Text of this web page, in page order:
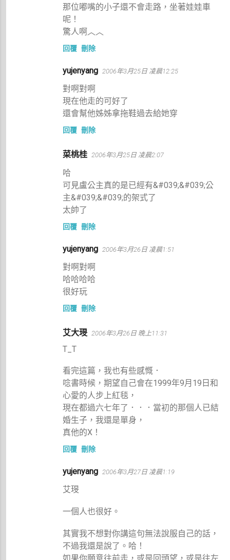
那位嘟嘴的小子還不會走路，坐著娃娃車
呢！
驚人啊︿︿
回覆 刪除
yujenyang 2006年3月25日 凌晨12:25
對啊對啊
現在他走的可好了
還會幫他姊姊拿拖鞋過去給她穿
回覆 刪除
菜桃桂 2006年3月25日 凌晨2:07
哈
可見盧公主真的是已經有&#039;&#039;公
主&#039;&#039;的架式了
太帥了
回覆 刪除
yujenyang 2006年3月26日 凌晨1:51
對啊對啊
哈哈哈哈
很好玩
回覆 刪除
艾大琝 2006年3月26日 晚上11:31
T_T
看完這篇，我也有些感慨．
唸書時候，期望自己會在1999年9月19日和
心愛的人步上紅毯，
現在都過六七年了．．．當初的那個人已結
婚生子，我還是單身，
真他的X！
回覆 刪除
yujenyang 2006年3月27日 凌晨1:19
艾琝
一個人也很好。
其實我不想對你講這句無法說服自己的話，
不過我還是說了。哈！